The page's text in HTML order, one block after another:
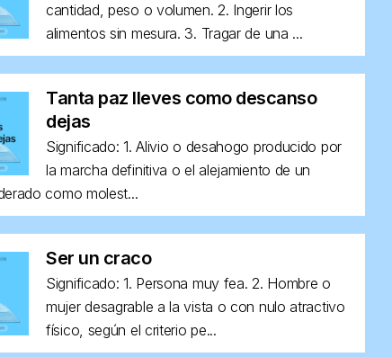
cantidad, peso o volumen. 2. Ingerir los
alimentos sin mesura. 3. Tragar de una ...
Tanta paz lleves como descanso
dejas
Significado: 1. Alivio o desahogo producido por
la marcha definitiva o el alejamiento de un
como molest...
Ser un craco
Significado: 1. Persona muy fea. 2. Hombre o
mujer desagrable a la vista o con nulo atractivo
físico, según el criterio pe...